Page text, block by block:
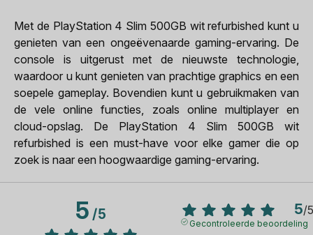
Met de PlayStation 4 Slim 500GB wit refurbished kunt u
genieten van een ongeëvenaarde gaming-ervaring. De
console is uitgerust met de nieuwste technologie,
waardoor u kunt genieten van prachtige graphics en een
soepele gameplay. Bovendien kunt u gebruikmaken van
de vele online functies, zoals online multiplayer en
cloud-opslag. De PlayStation 4 Slim 500GB wit
refurbished is een must-have voor elke gamer die op
zoek is naar een hoogwaardige gaming-ervaring.
5/5 5/5
Gecontroleerde beoordeling